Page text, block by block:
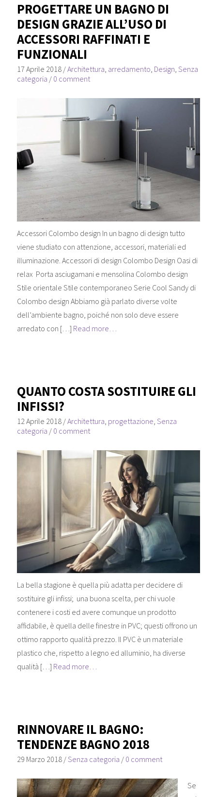
PROGETTARE UN BAGNO DI
DESIGN GRAZIE ALL’USO DI
ACCESSORI RAFFINATI E
FUNZIONALI
17 Aprile 2018/Architettura arredamento Design Senza
categoria / 0 comment
Accessori Colombo design In un bagno di design tutto
viene studiato con attenzione, accessori, materiali ed
illuminazione. Accessori di design Colombo Design Oasi di
relax Porta asciugamani e mensolina Colombo design
Stile orientale Stile contemporaneo Serie Cool Sandy di
Colombo design Abbiamo già parlato diverse volte
dell’ambiente bagno, poiché non solo deve essere
arredato con […] Read more…
QUANTO COSTA SOSTITUIRE GLI
INFISSI?
12 Aprile 2018/Architettura, progettazione, Senza
categoria / 0 comment
La bella stagione è quella più adatta per decidere di
sostituire gli infissi; una buona scelta, per chi vuole
contenere i costi ed avere comunque un prodotto
affidabile, è quella delle finestre in PVC; questi offrono un
ottimo rapporto qualità prezzo. Il PVC è un materiale
plastico che, rispetto a legno ed alluminio, ha diverse
qualità […] Read more…
RINNOVARE IL BAGNO:
TENDENZE BAGNO 2018
29 Marzo 2018/Senza categoria / 0 comment
Se